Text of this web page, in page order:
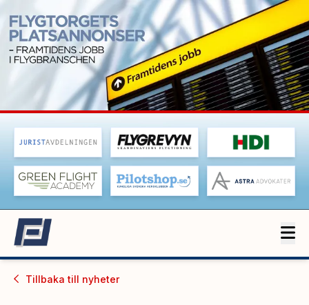
Tillbaka till nyheter